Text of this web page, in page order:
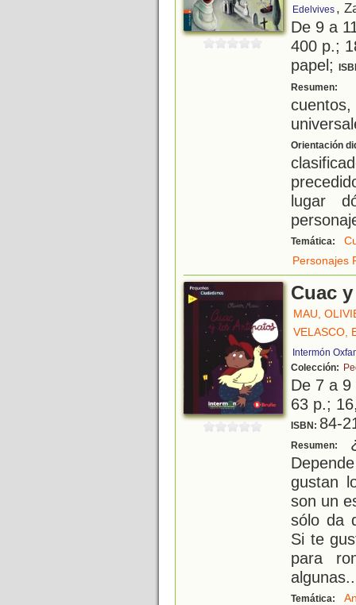
Edelvives ,
De 9 a
400 p.;
papel;
Resumen:
Orientación
lugar
Temática:
Personajes
Cuac
MAU,
VELASCO,
Intermón
Colección:
De 7 a
63 p.;
ISBN: 84-
Resumen:
gustan
son un
sólo da
Si te
para
algunas
Temática: